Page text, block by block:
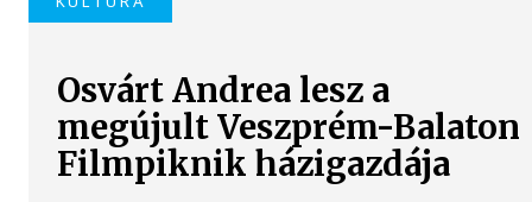
Osvárt Andrea lesz a
megújult Veszprém-Balaton
Filmpiknik házigazdája